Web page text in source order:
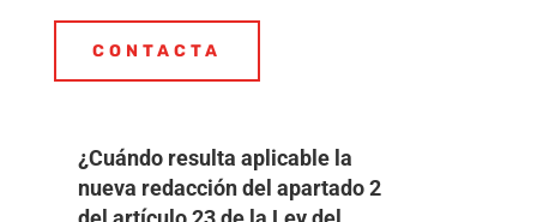
CONTACTA
¿Cuándo resulta aplicable la
nueva redacción del apartado 2